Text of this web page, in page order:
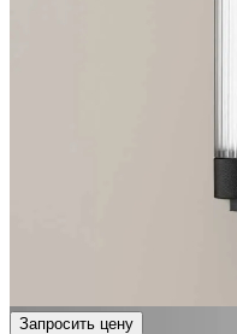
Запросить цену